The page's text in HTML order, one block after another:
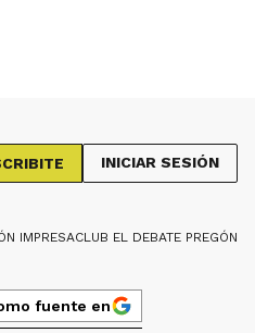
INICIAR SESIÓN
IMPRESACLUB EL DEBATE PREGÓN
fuente en